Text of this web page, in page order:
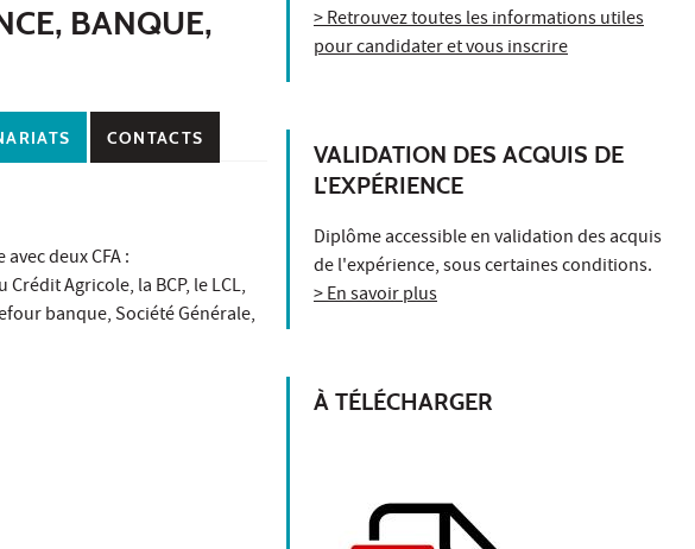
BANQUE,
CONTACTS
deux CFA :
Agricole, la BCP, le LCL,
banque, Société Générale,
> Retrouvez toutes les informations utiles
pour candidater et vous inscrire
VALIDATION DES ACQUIS DE
L'EXPÉRIENCE
Diplôme accessible en validation des acquis
de l'expérience, sous certaines conditions.
> En savoir plus
À TÉLÉCHARGER